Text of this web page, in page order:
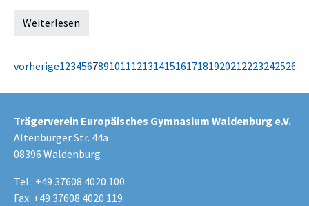
Weiterlesen
vorherige1234567891011121314151617181920212223242526
Trägerverein Europäisches Gymnasium Waldenburg e.V.
Altenburger Str. 44a
08396 Waldenburg
Tel.: +49 37608 4020 100
Fax: +49 37608 4020 119